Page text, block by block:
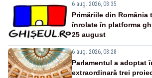
6 aug. 2026, 08:35
Primăriile din România
înrolate în platforma
25 august
6 aug. 2026, 08:28
Parlamentul a adoptat
extraordinară trei